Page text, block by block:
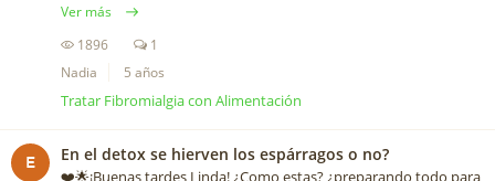
Ver más
1896
1
Nadia
5 años
Tratar Fibromialgia con Alimentación
E En el detox se hierven los espárragos o no?
❤️️🌟¡Buenas tardes Linda! ¿Como estas? ¿preparando todo para